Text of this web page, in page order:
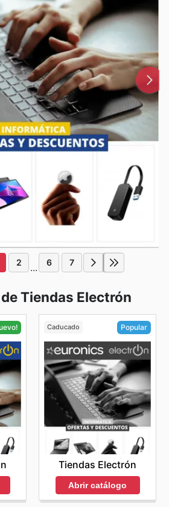
2 ... 6 7
Tiendas Electrón
Caducado Popular
Tiendas Electrón
Abrir catálogo